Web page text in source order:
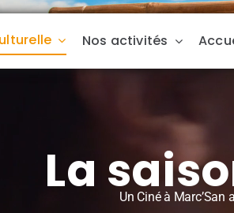
Nos activités
La Un Ciné à Marc’San